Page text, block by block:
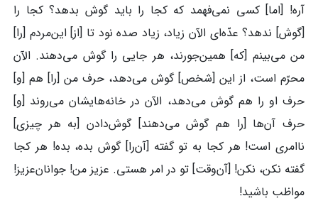
آره! [اما] کسی نمی‌فهمد که کجا را باید گوش بدهد؟ کجا را
[گوش] ندهد؟ عدّه‌ای الآن زیاد، زیاد صده نود تا [از] این‌مردم [را]
من می‌بینم [که] همین‌جورند، هر جایی را گوش می‌دهند. الآن
محرّم است، از این [شخص] گوش می‌دهد، حرف من [را] هم [و]
حرف او را هم گوش می‌دهد، الآن در خانه‌هایشان می‌روند [و]
حرف آن‌ها [را هم گوش می‌دهند] گوش‌دادن [به هر چیزی]
ناامری است! هر کجا به تو گفته [آن‌را] گوش بده، بده! هر کجا
گفته نکن، نکن! [آن‌وقت] تو در امر هستی. عزیز من! جوانان‌عزیز!
مواظب باشید!